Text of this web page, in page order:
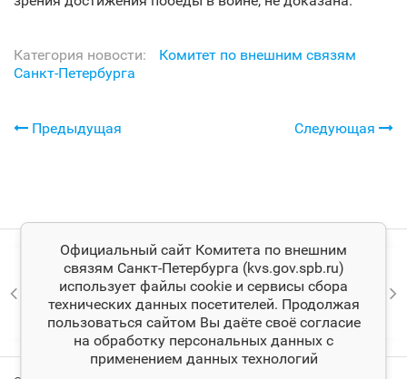
Категория новости:
Комитет по внешним связям
Санкт‑Петербурга
Предыдущая Следующая
Официальный сайт Комитета по внешним
связям Санкт‑Петербурга (kvs.gov.spb.ru)
использует файлы cookie и сервисы сбора
технических данных посетителей. Продолжая
пользоваться сайтом Вы даёте своё согласие
на обработку персональных данных с
применением данных технологий